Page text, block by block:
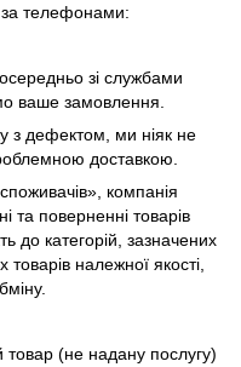
за телефонами:
зі службами
ваше замовлення.
з дефектом, ми ніяк не
доставкою.
компанія
та поверненні товарів
до категорій, зазначених
належної якості,
(не надану послугу)